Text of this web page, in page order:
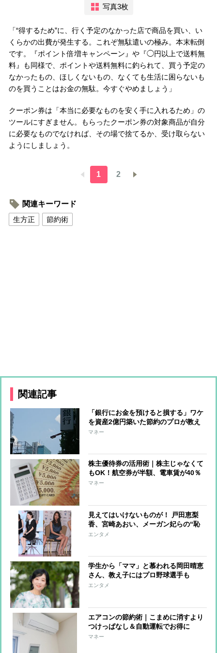
写真3枚
「“得するため”に、行く予定のなかった店で商品を買い、い
くらかの出費が発生する。これぞ無駄遣いの極み。本末転倒
です。『ポイント倍増キャンペーン』や『◯円以上で送料無
料』も同様で、ポイントや送料無料に釣られて、買う予定の
なかったもの、ほしくないもの、なくても生活に困らないも
のを買うことはお金の無駄。今すぐやめましょう」
クーポン券は「本当に必要なものを安く手に入れるため」の
ツールにすぎません。もらったクーポン券の対象商品が自分
に必要なものでなければ、その場で捨てるか、受け取らない
ようにしましょう。
1 2
関連キーワード
生方正
節約術
関連記事
「銀行にお金を預けると損する」ワケ
を資産2億円築いた節約のプロが教え
る
マネー
株主優待券の活用術｜株主じゃなくて
もOK！航空券が半額、電車賃が40％
オフも
マネー
見えてはいけないものが！ 戸田恵梨
香、宮崎あおい、メーガン妃らの“恥
ずかしい”写真
エンタメ
学生から「ママ」と慕われる岡田晴恵
さん、教え子にはプロ野球選手も
エンタメ
エアコンの節約術｜こまめに消すより
つけっぱなし＆自動運転でお得に
マネー